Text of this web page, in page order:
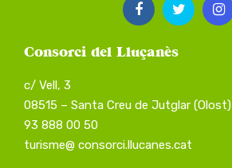
Consorci del Lluçanès
c/ Vell, 3
08515 – Santa Creu de Jutglar (Olost)
93 888 00 50
turisme@ consorci.llucanes.cat